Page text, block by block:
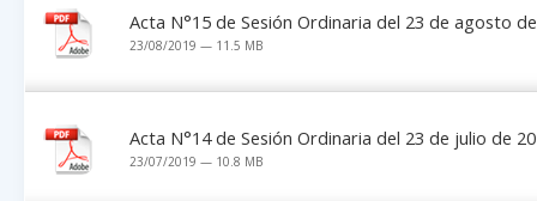
Acta N°15 de Sesión Ordinaria del 23 de agosto
23/08/2019 — 11.5 MB
Acta N°14 de Sesión Ordinaria del 23 de julio de
23/07/2019 — 10.8 MB